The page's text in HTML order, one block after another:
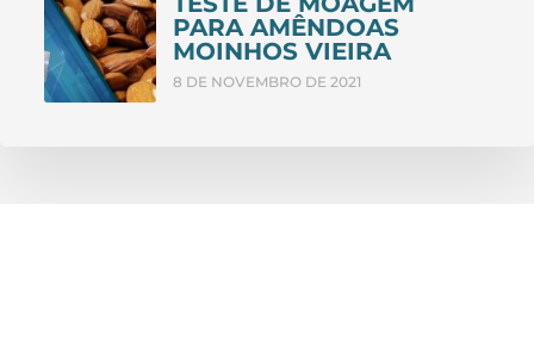
PARA AMÊNDOAS
MOINHOS VIEIRA
8 DE NOVEMBRO DE 2021